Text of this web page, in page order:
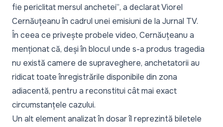
fie periclitat mersul anchetei”, a declarat Viorel
Cernăuțeanu în cadrul unei emisiuni de la Jurnal TV.
În ceea ce privește probele video, Cernăuțeanu a
menționat că, deși în blocul unde s-a produs tragedia
nu există camere de supraveghere, anchetatorii au
ridicat toate înregistrările disponibile din zona
adiacentă, pentru a reconstitui cât mai exact
circumstanțele cazului.
Un alt element analizat în dosar îl reprezintă biletele